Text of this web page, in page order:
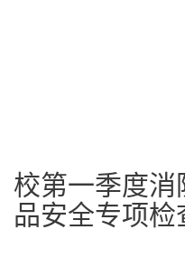
校第一季度
品安全专项检